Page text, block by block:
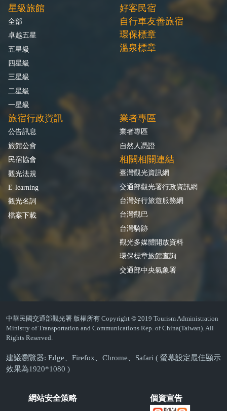
星級旅館
全部
卓越五星
五星級
四星級
三星級
二星級
一星級
好客民宿
自行車友善旅宿
環保標章
溫泉標章
旅宿行政資訊
公告訊息
旅館公會
民宿協會
觀光法規
E-learning
觀光名詞
檔案下載
業者專區
業者專區
自然人憑證
相關相關連結
臺灣觀光資訊網
交通部觀光署行政資訊網
台灣好行旅遊服務網
台灣觀巴
台灣騎跡
觀光多媒體開放資料
環保標章旅館查詢
交通部中央氣象署
中華民國交通部觀光署 版權所有 Copyright © 2019 Tourism Administration
Ministry of Transportation and Communications Rep. of China(Taiwan). All
Rights Reserved.
建議瀏覽器: Edge、Firefox、Chrome、Safari ( 螢幕設定最佳顯示
效果為1920*1080 )
網站安全策略 個資宣告